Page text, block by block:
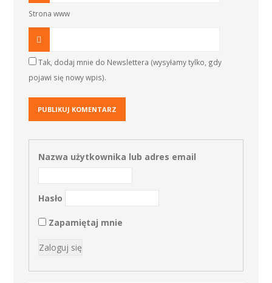
Strona www
Tak, dodaj mnie do Newslettera (wysyłamy tylko, gdy
pojawi się nowy wpis).
Nazwa użytkownika lub adres email
Hasło
Zapamiętaj mnie